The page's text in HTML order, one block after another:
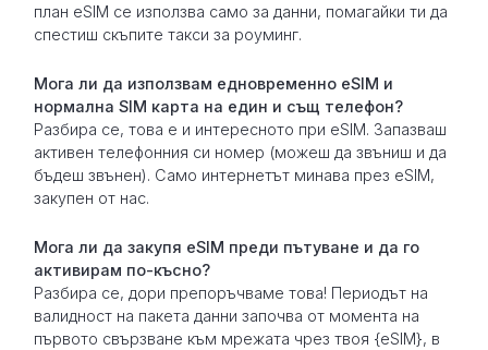
план eSIM се използва само за данни, помагайки ти да
спестиш скъпите такси за роуминг.
Мога ли да използвам едновременно eSIM и
нормална SIM карта на един и същ телефон?
Разбира се, това е и интересното при eSIM. Запазваш
активен телефонния си номер (можеш да звъниш и да
бъдеш звънен). Само интернетът минава през eSIM,
закупен от нас.
Мога ли да закупя eSIM преди пътуване и да го
активирам по-късно?
Разбира се, дори препоръчваме това! Периодът на
валидност на пакета данни започва от момента на
първото свързване към мрежата чрез твоя {eSIM}, в